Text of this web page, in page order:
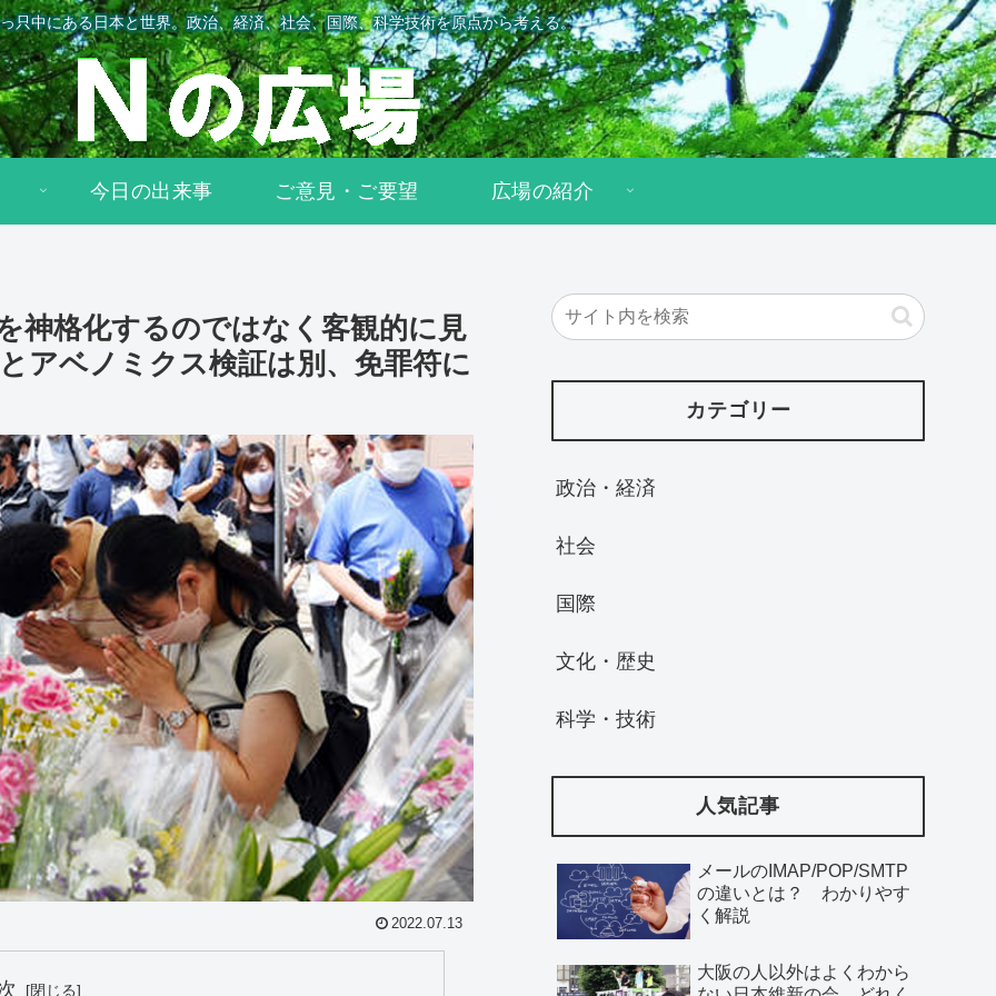
只中にある日本と世界。政治、経済、社会、国際、科学技術を原点から考える。
今日の出来事 ご意見・ご要望 広場の紹介
神格化するのではなく客観的に見
アベノミクス検証は別、免罪符に
2022.07.13
カテゴリー
政治・経済
社会
国際
文化・歴史
科学・技術
人気記事
メールのIMAP/POP/SMTP
の違いとは？ わかりやす
く解説
大阪の人以外はよくわから